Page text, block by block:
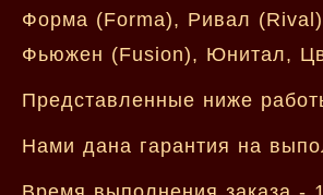
Форма (Forma), Ривал
Фьюжен (Fusion), Юнитал,
Представленные ниже
Нами дана гарантия на